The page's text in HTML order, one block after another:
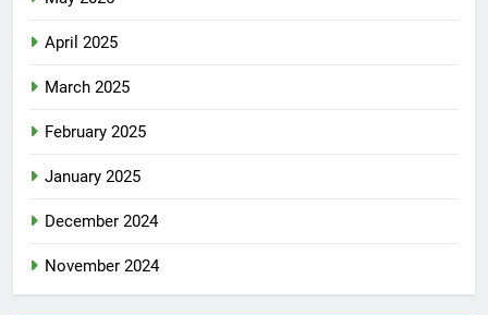
April 2025
March 2025
February 2025
January 2025
December 2024
November 2024